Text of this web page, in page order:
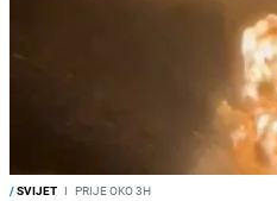
/SVIJET I PRIJE OKO 3H